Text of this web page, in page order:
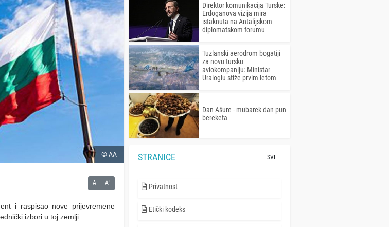
© AA
A- A+
i raspisao nove prijevremene
izbori u toj zemlji.
Direktor komunikacija Turske:
Erdoganova vizija mira
istaknuta na Antalijskom
diplomatskom forumu
Tuzlanski aerodrom bogatiji
za novu tursku
aviokompaniju: Ministar
Uraloglu stiže prvim letom
Dan Ašure - mubarek dan pun
bereketa
STRANICE SVE
Privatnost
Etički kodeks